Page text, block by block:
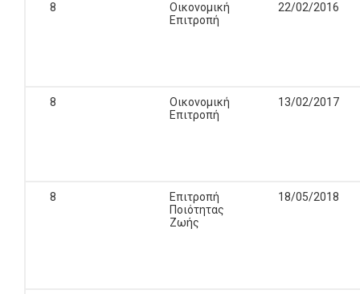
8
Οικονομική
Επιτροπή
22/02/2016
8
Οικονομική
Επιτροπή
13/02/2017
8
Επιτροπή
Ποιότητας
Ζωής
18/05/2018